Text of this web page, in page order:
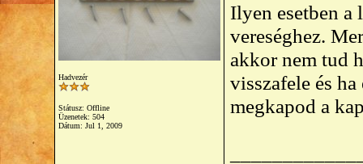
Hadvezér
Státusz: Offline
Üzenetek: 504
Dátum: Jul 1, 2009
Ilyen esetben a
vereséghez.
akkor nem tud
visszafele és
megkapod a